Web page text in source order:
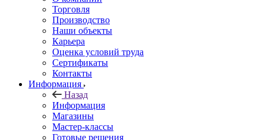
Торговля
Производство
Наши объекты
Карьера
Оценка условий труда
Сертификаты
Контакты
Информация
Назад
Информация
Магазины
Мастер-классы
Готовые решения